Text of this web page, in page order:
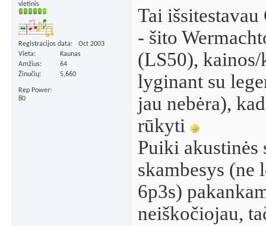
vietinis
Registracijos data
Oct 2003
Vieta
Kaunas
Amžius
64
Žinučių
5,660
Rep Power
80
Tai
- šito
(LS50), kainos/
lyginant su
jau nebėra),
rūkyti
Puiki akustinės
skambesys (ne
6p3s)
neiškočiojau,